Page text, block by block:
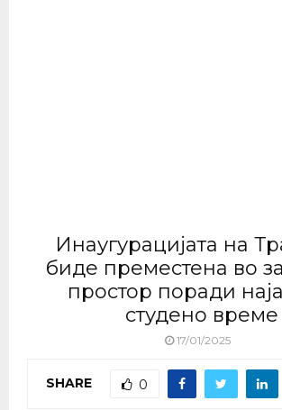
Инаугурацијата на
биде преместена во
простор поради
студeно време
17/01/2025
SHARE 0